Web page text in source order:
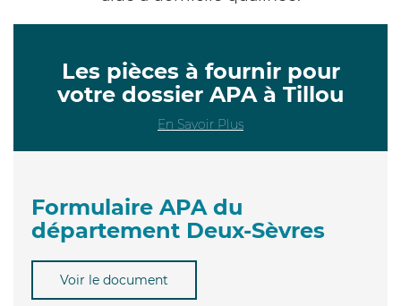
Les pièces à fournir pour
votre dossier APA à Tillou
En Savoir Plus
Formulaire APA du
département Deux-Sèvres
Voir le document